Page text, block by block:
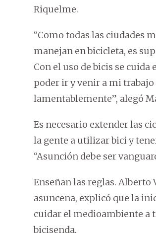
Riquelme.
“Como todas las ciudades
manejan en bicicleta, es
Con el uso de bicis se
poder ir y venir a mi
lamentablemente”, alegó
Es necesario extender las
la gente a utilizar bici y
“Asunción debe ser
Enseñan las reglas.
asuncena, explicó que la
cuidar el medioambiente a
bicisenda.